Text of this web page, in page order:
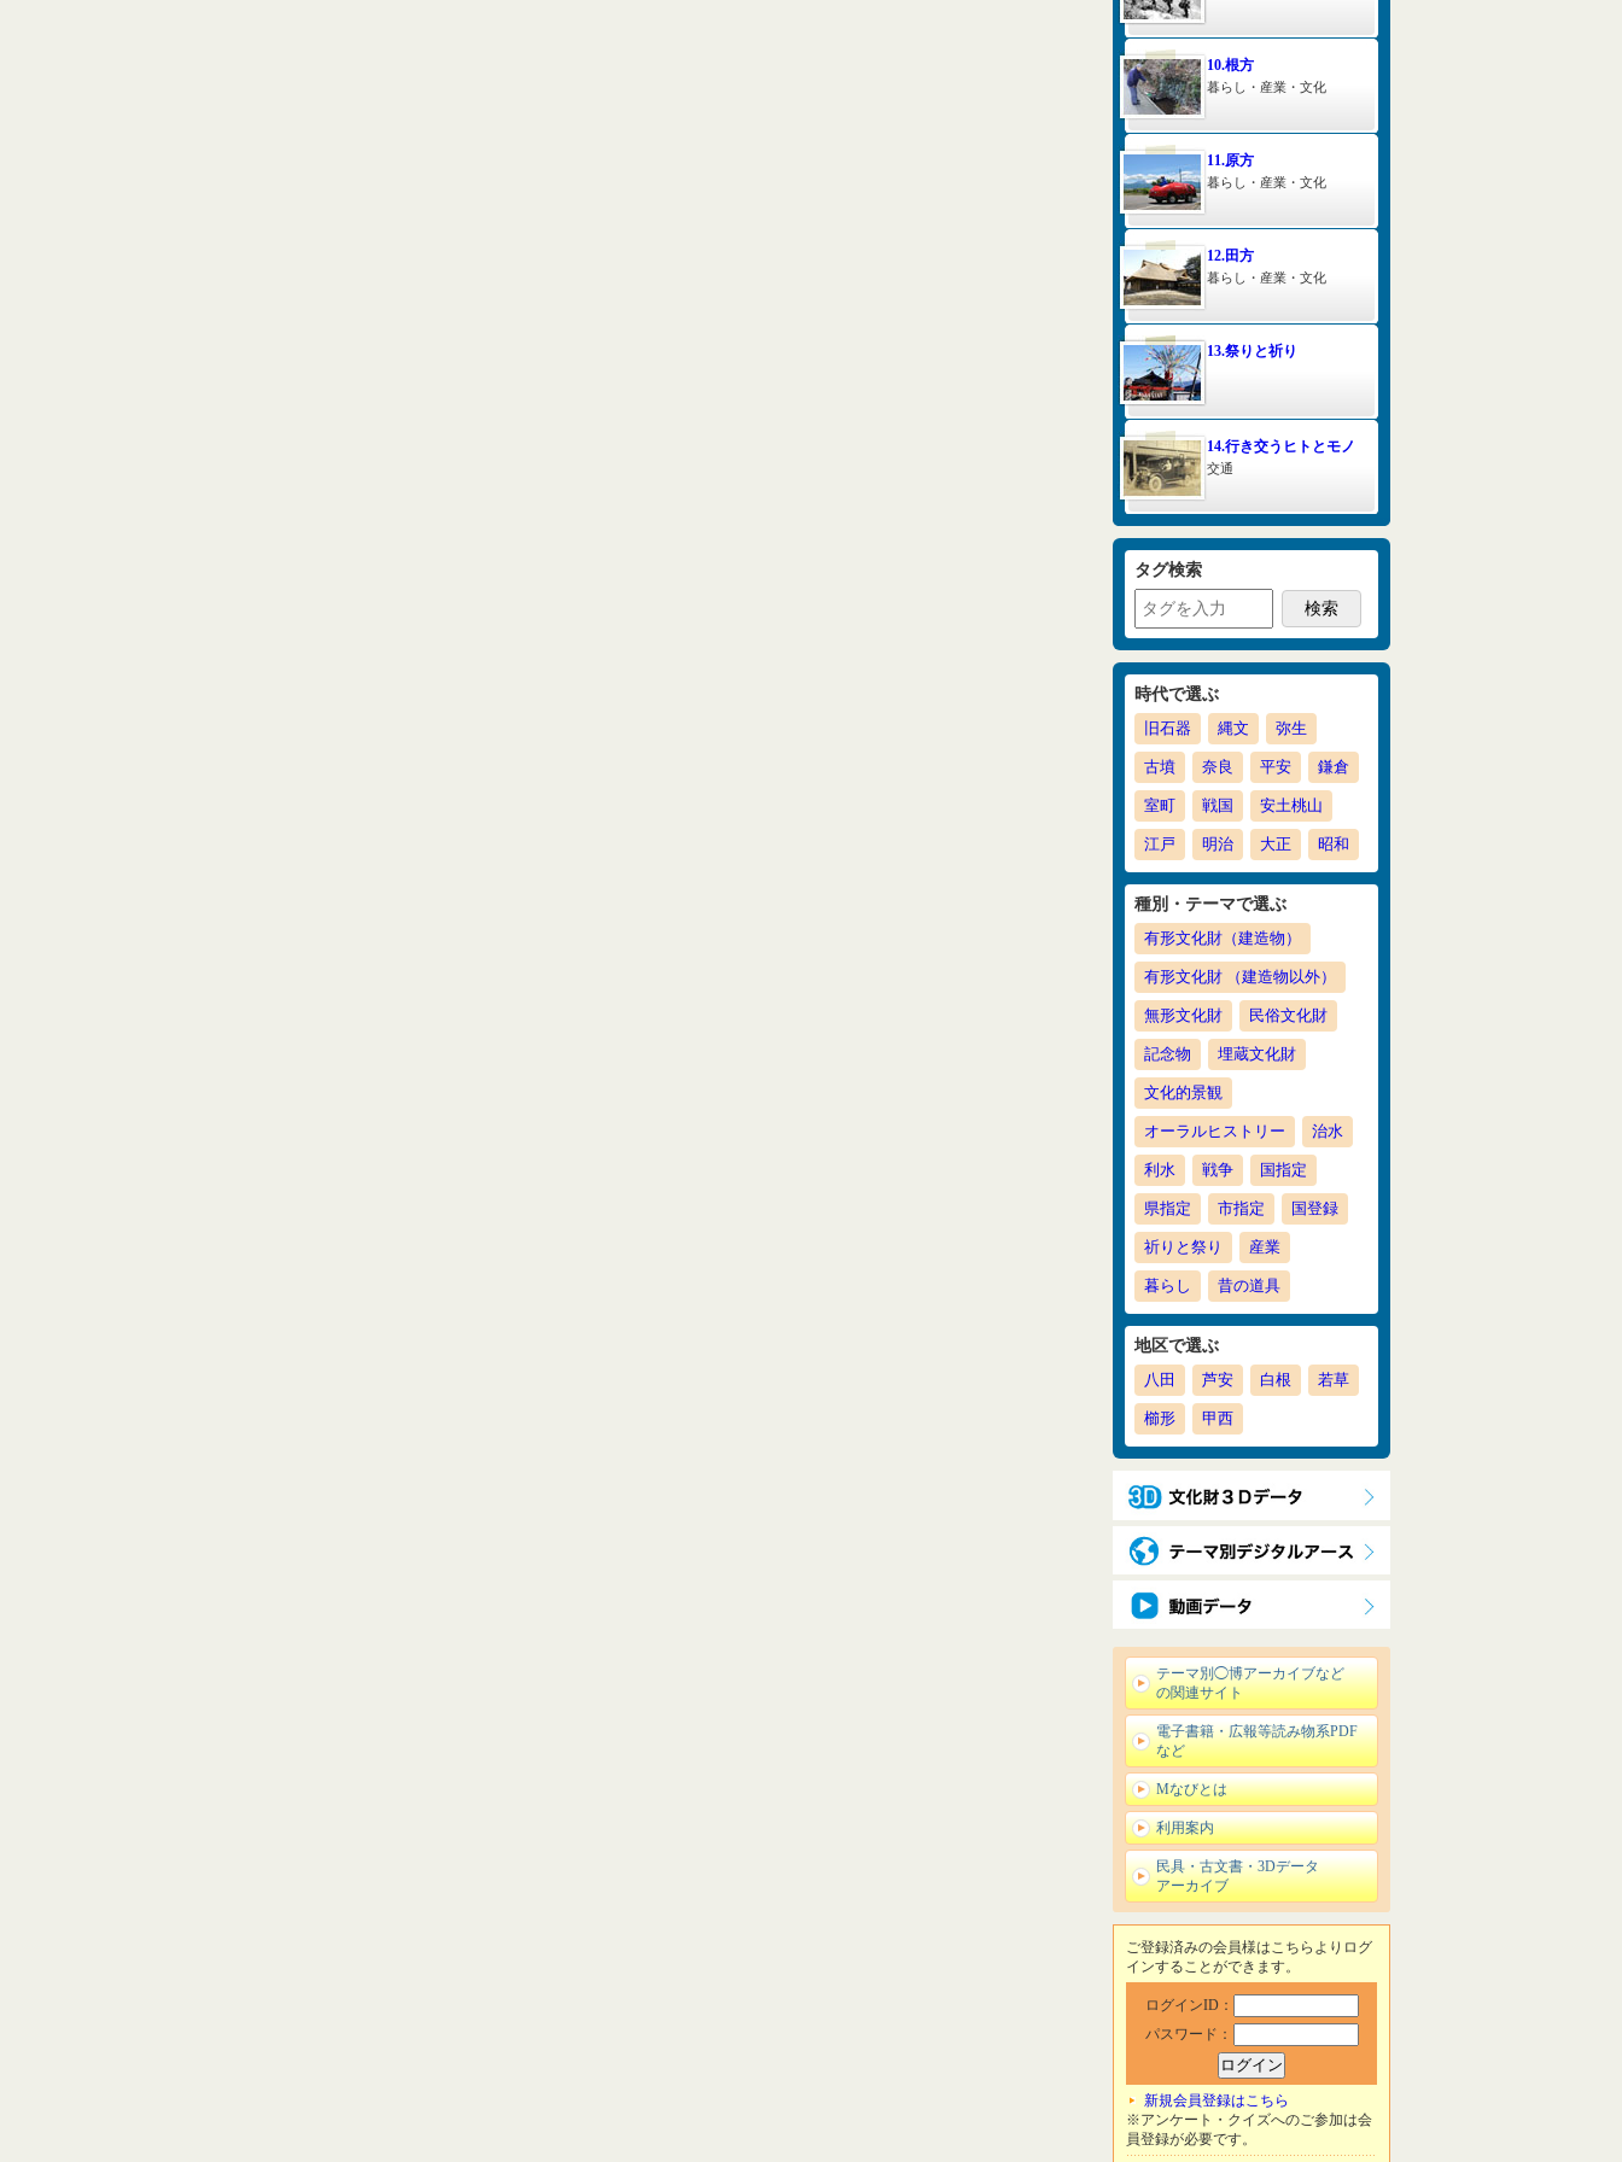
10.根方
暮らし・産業・文化
11.原方
暮らし・産業・文化
12.田方
暮らし・産業・文化
13.祭りと祈り
14.行き交うヒトとモノ
交通
タグ検索
時代で選ぶ
旧石器 縄文 弥生
古墳 奈良 平安 鎌倉
室町 戦国 安土桃山
江戸 明治 大正 昭和
種別・テーマで選ぶ
有形文化財（建造物）
有形文化財 （建造物以外）
無形文化財 民俗文化財
記念物 埋蔵文化財
文化的景観
オーラルヒストリー 治水
利水 戦争 国指定
県指定 市指定 国登録
祈りと祭り 産業
暮らし 昔の道具
地区で選ぶ
八田 芦安 白根 若草
櫛形 甲西
テーマ別◯博アーカイブなど
の関連サイト
電子書籍・広報等読み物系PDF
など
Mなびとは
利用案内
民具・古文書・3Dデータ
アーカイブ
ご登録済みの会員様はこちらよりログ
インすることができます。
ログインID：
パスワード：
新規会員登録はこちら
※アンケート・クイズへのご参加は会
員登録が必要です。